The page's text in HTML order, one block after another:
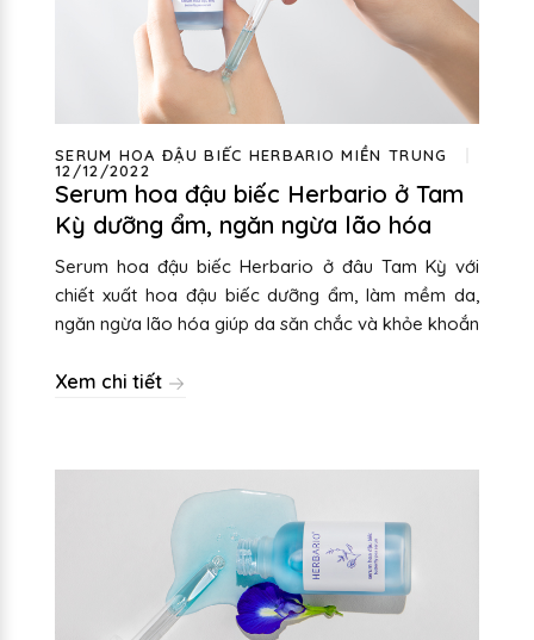
SERUM HOA ĐẬU BIẾC HERBARIO MIỀN TRUNG
12/12/2022
Serum hoa đậu biếc Herbario ở Tam
Kỳ dưỡng ẩm, ngăn ngừa lão hóa
Serum hoa đậu biếc Herbario ở đâu Tam Kỳ với
chiết xuất hoa đậu biếc dưỡng ẩm, làm mềm da,
ngăn ngừa lão hóa giúp da săn chắc và khỏe khoắn
Xem chi tiết